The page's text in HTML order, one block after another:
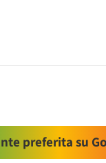
preferita su